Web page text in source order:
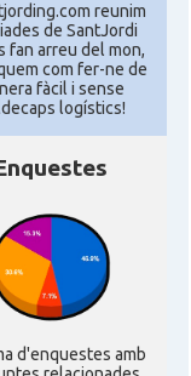
reunim
de SantJordi
fan arreu del mon,
com fer-ne de
fàcil i sense
logí­stics!
d'enquestes amb